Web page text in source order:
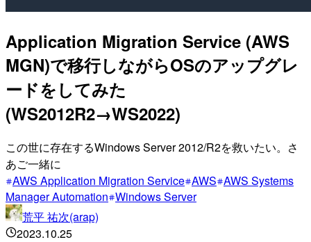
Application Migration Service (AWS
MGN)で移行しながらOSのアップグレ
ードをしてみた
(WS2012R2→WS2022)
この世に存在するWindows Server 2012/R2を救いたい。さ
あご一緒に
AWS Application Migration Service AWS AWS Systems
Manager Automation Windows Server
荒平 祐次(arap)
2023.10.25